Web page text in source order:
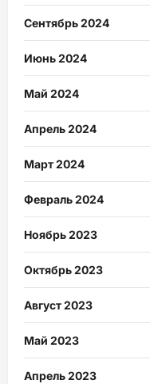
Сентябрь 2024
Июнь 2024
Май 2024
Апрель 2024
Март 2024
Февраль 2024
Ноябрь 2023
Октябрь 2023
Август 2023
Май 2023
Апрель 2023